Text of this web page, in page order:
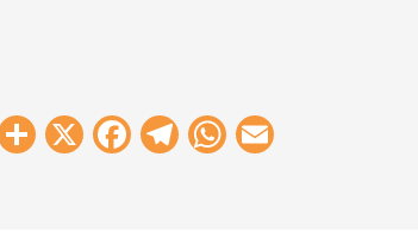
Share
X Facebook
Telegram
WhatsApp